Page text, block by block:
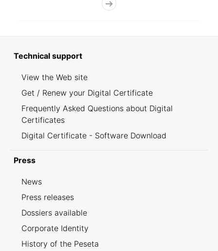
Technical support
View the Web site
Get / Renew your Digital Certificate
Frequently Asked Questions about Digital
Certificates
Digital Certificate - Software Download
Press
News
Press releases
Dossiers available
Corporate Identity
History of the Peseta